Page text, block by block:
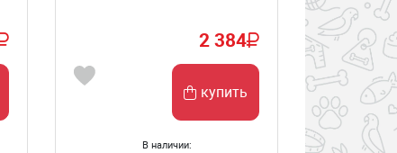
2 384
купить
В наличии: